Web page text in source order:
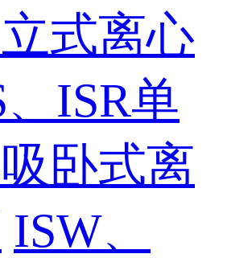
式离心
ISR单
卧式离
ISW、